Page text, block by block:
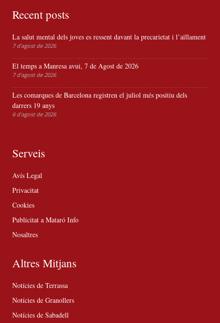
Recent posts
La salut mental dels joves es ressent davant la precarietat i l’aïllament
7 d'agost de 2026
El temps a Manresa avui, 7 de Agost de 2026
7 d'agost de 2026
Les comarques de Barcelona registren el juliol més positiu dels
darrers 19 anys
6 d'agost de 2026
Serveis
Avís Legal
Privacitat
Cookies
Publicitat a Mataró Info
Nosaltres
Altres Mitjans
Notícies de Terrassa
Notícies de Granollers
Notícies de Sabadell